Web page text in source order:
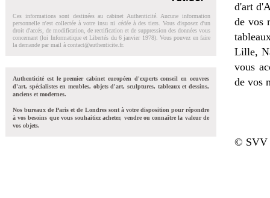
Ces informations sont destinées au cabinet Authenticité. Aucune information
personnelle n'est collectée à votre insu ni cédée à des tiers. Vous disposez d'un
droit d'accés, de modification, de rectification et de suppression des données vous
concernant (loi Informatique et Libertés du 6 janvier 1978). Vous pouvez en faire
la demande par mail à contact@authenticite.fr.
Authenticité est le premier cabinet européen d'experts conseil en oeuvres
d'art, spécialistes en meubles, objets d'art, sculptures, tableaux et dessins,
anciens et modernes.
Nos bureaux de Paris et de Londres sont à votre disposition pour répondre
à vos besoins que vous souhaitiez acheter, vendre ou connaître la valeur de
vos objets.
d'art
de vos
Lille,
vous
de vos
© SVV